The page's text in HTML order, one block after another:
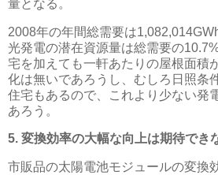
量となる。
2008年の年間総需要は
光発電の潜在資源量は総需要の
宅を加えても一軒あたりの屋根面積
化は無いであろうし、むしろ日照条
住宅もあるので、これより少ない発
あろう。
5. 変換効率の大幅な向上は期待でき
市販品の太陽電池モジュールの変換